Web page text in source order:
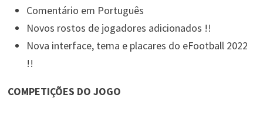
Comentário em Português
Novos rostos de jogadores adicionados !!
Nova interface, tema e placares do eFootball 2022
!!
COMPETIÇÕES DO JOGO